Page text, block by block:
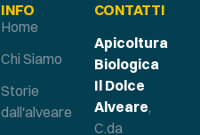
INFO
Home
Chi Siamo
Storie
dall'alveare
CONTATTI
Apicoltura
Biologica
Il Dolce
Alveare,
C.da